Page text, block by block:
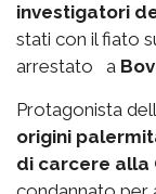
investigatori
stati con il fiato
arrestato a
Protagonista
origini
di carcere alla